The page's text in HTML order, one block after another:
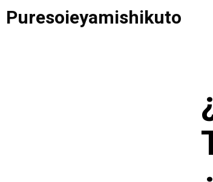
Saltar
alPuresoieyamishikuto